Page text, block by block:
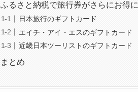
ふるさと納税で旅行券がさらにお得に
日本旅行のギフトカード
エイチ・アイ・エスのギフトカード
近畿日本ツーリストのギフトカード
まとめ